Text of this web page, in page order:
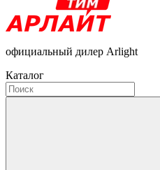
официальный дилер Arlight
Каталог